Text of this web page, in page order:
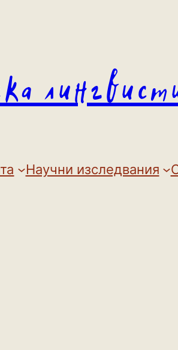
Научни изследвания